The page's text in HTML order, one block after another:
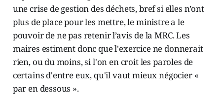
une crise de gestion des déchets, bref si elles n’ont
plus de place pour les mettre, le ministre a le
pouvoir de ne pas retenir l’avis de la MRC. Les
maires estiment donc que l'exercice ne donnerait
rien, ou du moins, si l'on en croit les paroles de
certains d'entre eux, qu'il vaut mieux négocier «
par en dessous ».